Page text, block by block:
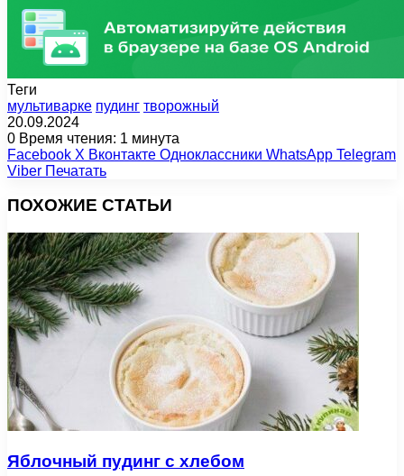
Теги
мультиварке пудинг творожный
20.09.2024
0 Время чтения: 1 минута
Facebook X Вконтакте Одноклассники WhatsApp Telegram
Viber Печатать
ПОХОЖИЕ СТАТЬИ
Яблочный пудинг с хлебом